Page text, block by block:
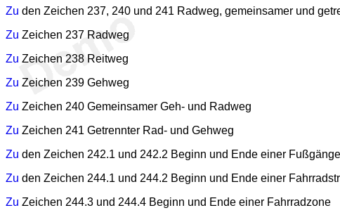
Zu den Zeichen 237, 240 und 241 Radweg, gemeinsamer und
Zu Zeichen 237 Radweg
Zu Zeichen 238 Reitweg
Zu Zeichen 239 Gehweg
Zu Zeichen 240 Gemeinsamer Geh- und Radweg
Zu Zeichen 241 Getrennter Rad- und Gehweg
Zu den Zeichen 242.1 und 242.2 Beginn und Ende einer
Zu den Zeichen 244.1 und 244.2 Beginn und Ende einer
Zu Zeichen 244.3 und 244.4 Beginn und Ende einer Fahrradzone